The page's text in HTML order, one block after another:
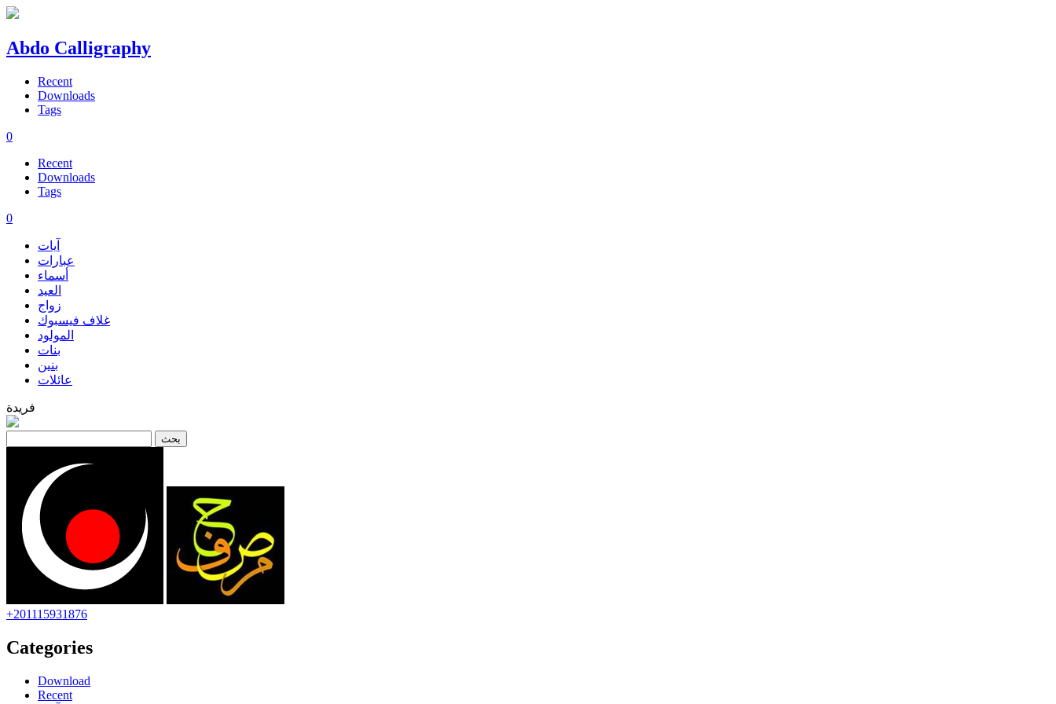
Abdo Calligraphy
Recent
Downloads
Tags
0
Recent
Downloads
Tags
0
آيات
عبارات
أسماء
العيد
زواج
غلاف فيسبوك
المولود
بنات
بنين
عائلات
فريدة
+201115931876
Categories
Download
Recent